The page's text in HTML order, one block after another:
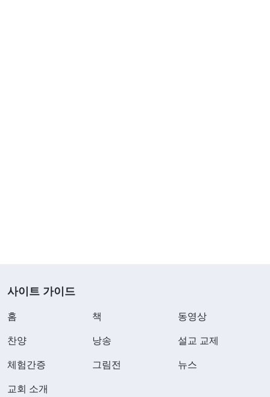
사이트 가이드
홈 책 동영상
찬양 낭송 설교 교제
체험간증 그림전 뉴스
교회 소개